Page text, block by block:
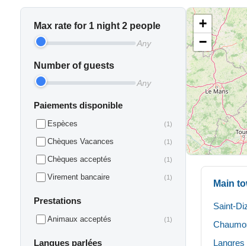
Max rate for 1 night 2 people
Any
Number of guests
Any
Paiements disponible
Espèces (1)
Chèques Vacances (1)
Chèques acceptés (1)
Virement bancaire (1)
Prestations
Animaux acceptés (1)
Langues parlées
+
−
Main
Saint-
Langres